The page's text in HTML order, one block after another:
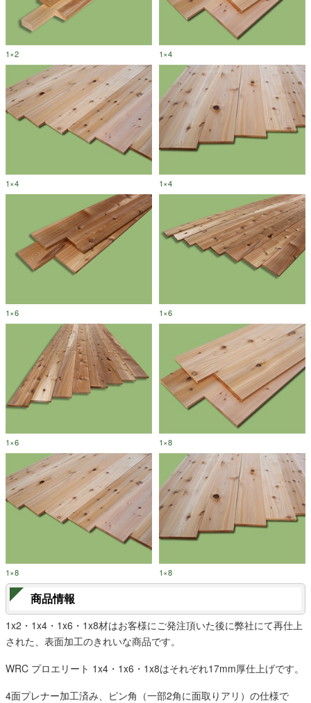
1×2 1×4
1×4 1×4
1×6 1×6
1×6 1×8
1×8 1×8
商品情報
1x2・1x4・1x6・1x8材はお客様にご発注頂いた後に弊社にて再仕上
された、表面加工のきれいな商品です。
WRC プロエリート 1x4・1x6・1x8はそれぞれ17mm厚仕上げです。
4面プレナー加工済み、ピン角（一部2角に面取りアリ）の仕様で